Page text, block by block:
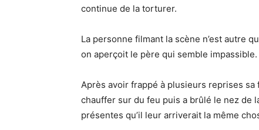
continue de la torturer.
La personne filmant la scène n’est autre
on aperçoit le père qui semble impassible.
Après avoir frappé à plusieurs reprises
chauffer sur du feu puis a brûlé le nez
présentes qu’il leur arriverait la même